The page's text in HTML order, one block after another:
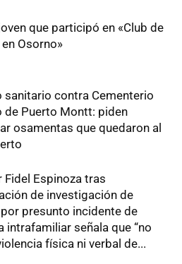
que participó en «Club de
Osorno»
sanitario contra Cementerio
de Puerto Montt: piden
osamentas que quedaron al
Fidel Espinoza tras
de investigación de
presunto incidente de
intrafamiliar señala que “no
física ni verbal de...